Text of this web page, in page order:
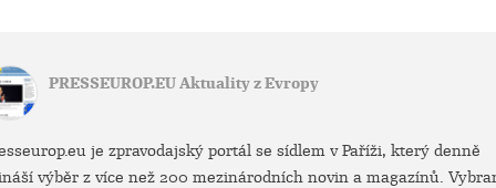
PRESSEUROP.EU Aktuality z Evropy
je zpravodajský portál se sídlem v Paříži, který denně
výběr z více než 200 mezinárodních novin a magazínů.